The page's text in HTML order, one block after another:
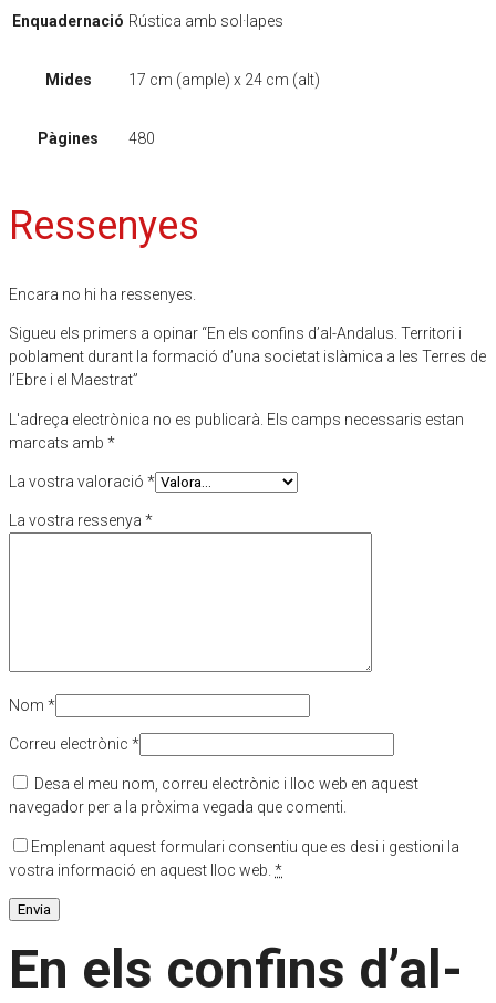
Enquadernació Rústica amb sol·lapes
Mides 17 cm (ample) x 24 cm (alt)
Pàgines 480
Ressenyes
Encara no hi ha ressenyes.
Sigueu els primers a opinar “En els confins d’al-Andalus. Territori i
poblament durant la formació d’una societat islàmica a les Terres de
l’Ebre i el Maestrat”
L'adreça electrònica no es publicarà. Els camps necessaris estan
marcats amb *
La vostra valoració *
La vostra ressenya *
Nom *
Correu electrònic *
Desa el meu nom, correu electrònic i lloc web en aquest
navegador per a la pròxima vegada que comenti.
Emplenant aquest formulari consentiu que es desi i gestioni la
vostra informació en aquest lloc web. *
En els confins d’al-